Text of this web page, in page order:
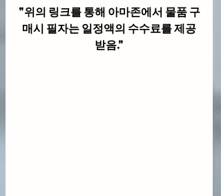
"위의 링크를 통해 아마존에서 물품 구
매시 필자는 일정액의 수수료를 제공
받음."